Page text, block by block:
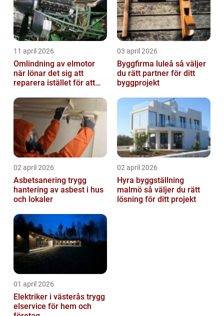
11 april 2026
Omlindning av elmotor
när lönar det sig att
reparera istället för att
03 april 2026
Byggfirma luleå så väljer
du rätt partner för ditt
byggprojekt
02 april 2026
Asbetsanering trygg
hantering av asbest i hus
och lokaler
02 april 2026
Hyra byggställning
malmö så väljer du rätt
lösning för ditt projekt
01 april 2026
Elektriker i västerås trygg
elservice för hem och